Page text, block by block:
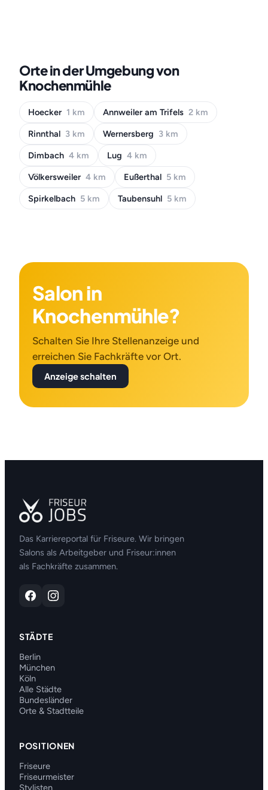
Orte in der Umgebung von
Knochenmühle
Hoecker 1 km Annweiler am Trifels 2 km
Rinnthal 3 km Wernersberg 3 km
Dimbach 4 km Lug 4 km
Völkersweiler 4 km Eußerthal 5 km
Spirkelbach 5 km Taubensuhl 5 km
Salon in
Knochenmühle?
Schalten Sie Ihre Stellenanzeige und
erreichen Sie Fachkräfte vor Ort.
Anzeige schalten
Das Karriereportal für Friseure. Wir bringen
Salons als Arbeitgeber und Friseur:innen
als Fachkräfte zusammen.
STÄDTE
Berlin
München
Köln
Alle Städte
Bundesländer
Orte & Stadtteile
POSITIONEN
Friseure
Friseurmeister
Stylisten